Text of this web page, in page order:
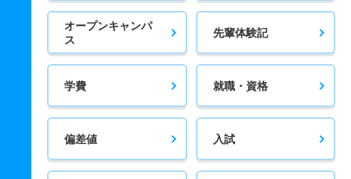
オープンキャンパ
ス
先輩体験記
学費 就職・資格
偏差値 入試